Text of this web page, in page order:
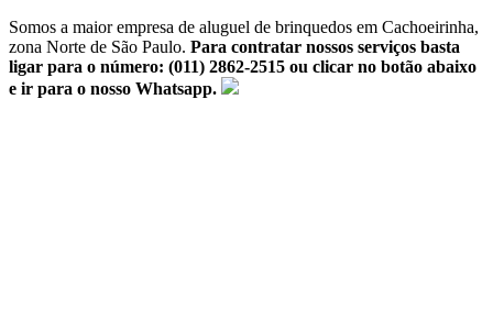
Somos a maior empresa de aluguel de brinquedos em Cachoeirinha,
zona Norte de São Paulo. Para contratar nossos serviços basta
ligar para o número: (011) 2862-2515 ou clicar no botão abaixo
e ir para o nosso Whatsapp.